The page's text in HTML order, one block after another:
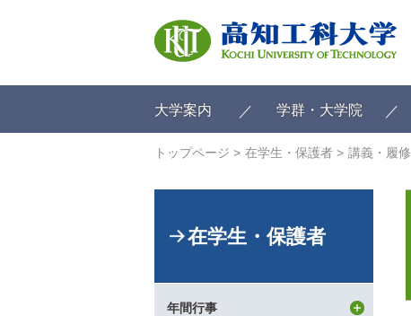
で
大学案内 学群・大学院
トップページ 在学生・保護者 講義・履修
在学生・保護者
年間行事